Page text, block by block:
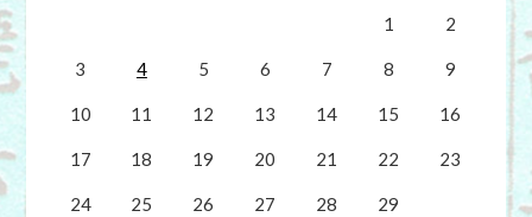
1
2
3 4 5 6 7 8 9
10 11 12 13 14 15 16
17 18 19 20 21 22 23
24 25 26 27 28
29